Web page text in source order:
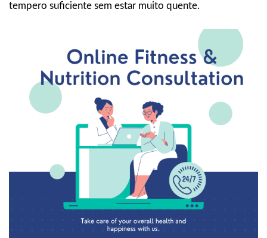
tempero suficiente sem estar muito quente.